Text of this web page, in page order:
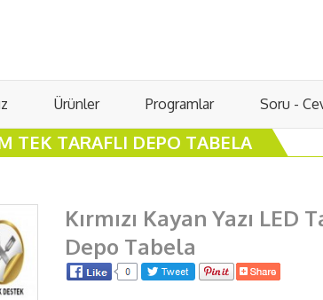
Ürünler Programlar Soru -
TEK TARAFLI DEPO TABELA
Kırmızı Kayan Yazı
Depo Tabela